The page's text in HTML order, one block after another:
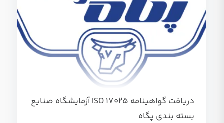
دریافت گواهینامه ISO 17025 آزمایشگاه صنایع
بسته بندی پگاه